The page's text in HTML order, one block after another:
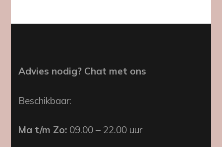
Advies nodig? Chat met ons
Beschikbaar:
Ma t/m Zo: 09.00 – 22.00 uur